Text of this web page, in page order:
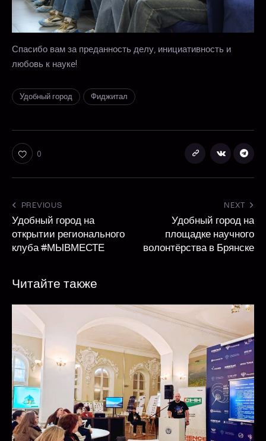
Спасибо вам за преданность делу, инициативность и
любовь к науке!
Удобный город Фиджитал
0
PREVIOUS
Удобный город на
открытии регионального
клуба #МЫВМЕСТЕ
NEXT
Удобный город на
площадке научного
волонтёрства в Брянске
Читайте также